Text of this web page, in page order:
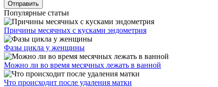
Популярные статьи
Причины месячных с кусками эндометрия
Фазы цикла у женщины
Можно ли во время месячных лежать в ванной
Что происходит после удаления матки